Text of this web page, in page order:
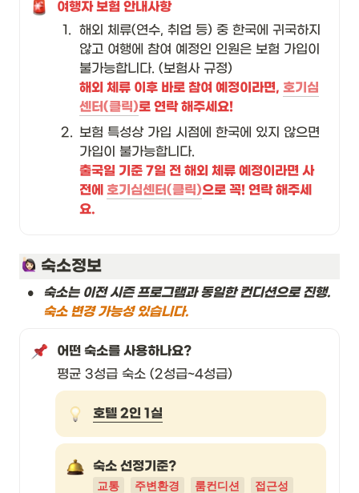
여행자 보험 안내사항
1. 해외 체류(연수, 취업 등) 중 한국에 귀국하지
않고 여행에 참여 예정인 인원은 보험 가입이
해외 체류 이후 바로 참여 예정이라면, 호기심
센터(클릭)로 연락 해주세요!
2. 보험 특성상 가입 시점에 한국에 있지 않으면
가입이 불가능합니다.
출국일 기준 7일 전 해외 체류 예정이라면 사
전에 호기심센터(클릭)으로 꼭! 연락 해주세
요.
숙소정보
•
숙소 변경 가능성 있습니다.
어떤 숙소를 사용하나요?
평균 3성급 숙소 (2성급~4성급)
호텔 2인 1실
숙소 선정기준?
교통 주변환경 룸컨디션
접근성